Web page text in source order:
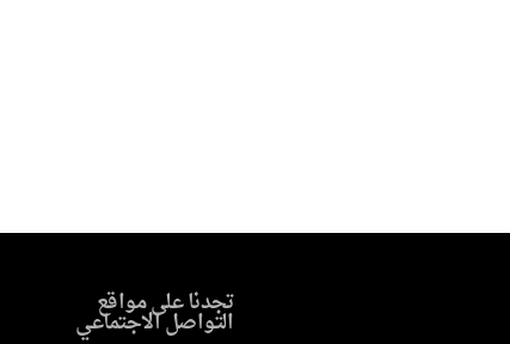
تجدنا على مواقع
التواصل الاجتماعي